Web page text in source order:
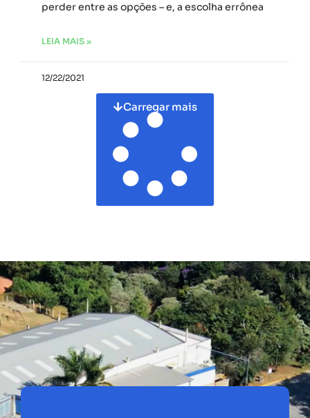
perder entre as opções – e, a escolha errônea
LEIA MAIS »
12/22/2021
Carregar mais